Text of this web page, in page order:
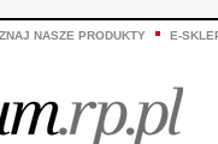
NASZE PRODUKTY E-